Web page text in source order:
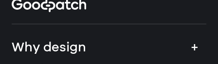
Why design
+